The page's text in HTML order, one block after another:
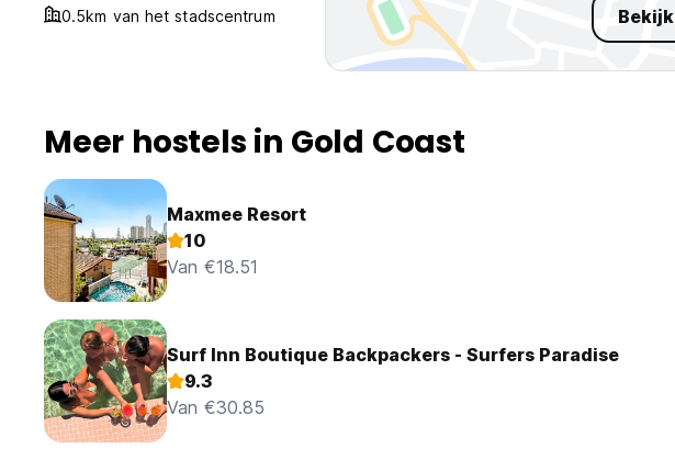
0.5km van het stadscentrum
Meer hostels in Gold Coast
Maxmee Resort
10
Van €18.51
Surf Inn Boutique Backpackers - Surfers Paradise
9.3
Van €30.85